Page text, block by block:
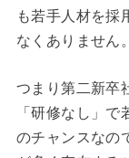
も若手人材を採
なくありません。
つまり第二新卒
「研修なし」
のチャンスなの